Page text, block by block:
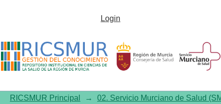
Guía para facilitar los
establecimientos de pequeña
capacidad
Login
RICSMUR Principal →
02. Servicio Murciano de Salud